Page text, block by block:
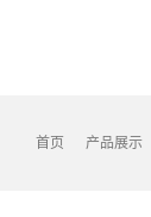
首页 产品展示